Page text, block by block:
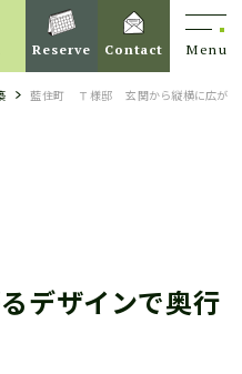
Menu
Reserve Contact
藍住町 Ｔ様邸
玄関から縦横に広が
デザインで奥行